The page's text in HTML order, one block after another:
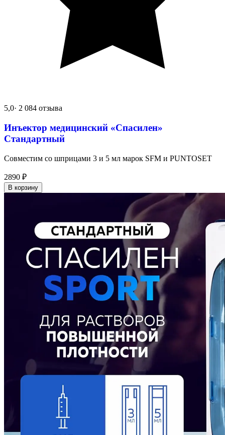
5,0· 2 084 отзыва
Инъектор медицинский «Спасилен»
Стандартный
Совместим со шприцами 3 и 5 мл марок SFM и PUNTOSET
2890 ₽
В корзину